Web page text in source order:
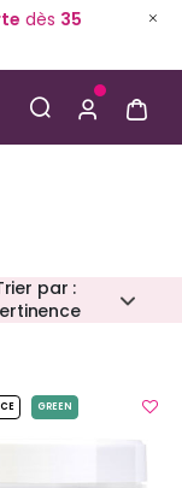
dès 35
par :
GREEN